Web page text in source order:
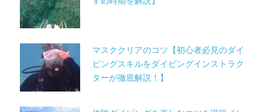
マスククリアのコツ【初心者必見のダイ
ビングスキルをダイビングインストラク
ターが徹底解説！】